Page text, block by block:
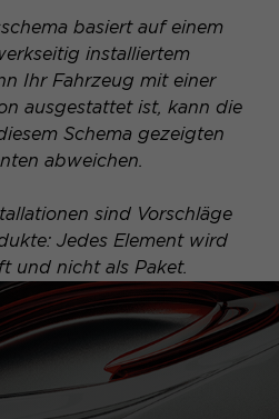
basiert auf einem
installiertem
Ihr Fahrzeug mit einer
ausgestattet ist, kann die
Schema gezeigten
abweichen.
sind Vorschläge
Jedes Element wird
und nicht als Paket.